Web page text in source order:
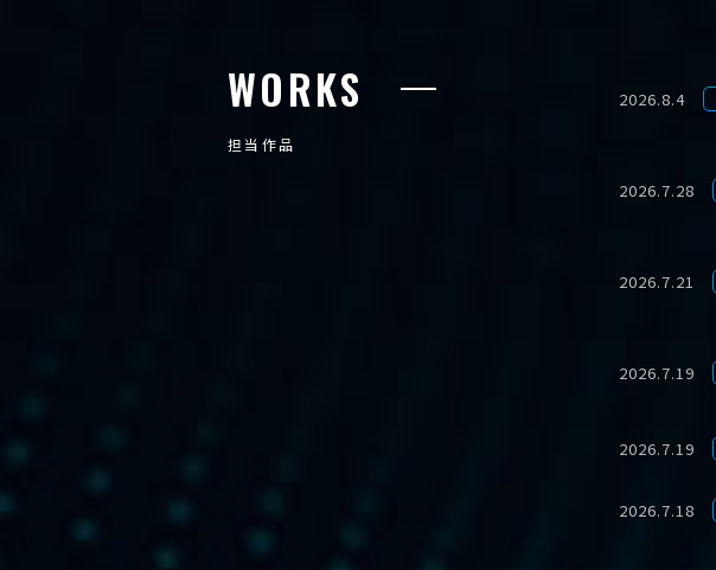
WORKS
担当作品
2026.8.4
2026.7.28
2026.7.21
2026.7.19
2026.7.19
2026.7.18